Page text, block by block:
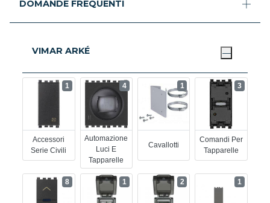
DOMANDE FREQUENTI
VIMAR ARKÉ
Accessori
Serie Civili
1
Automazione
Luci E
Tapparelle
4
Cavallotti
1
Comandi Per
Tapparelle
3
8 1 2 1